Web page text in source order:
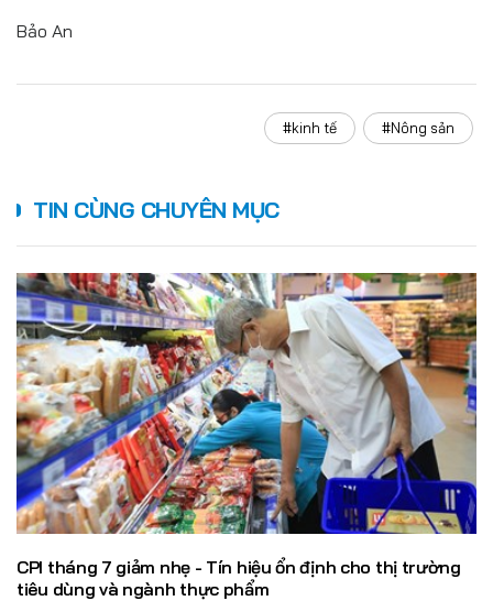
Bảo An
#kinh tế #Nông sản
TIN CÙNG CHUYÊN MỤC
CPI tháng 7 giảm nhẹ - Tín hiệu ổn định cho thị trường
tiêu dùng và ngành thực phẩm